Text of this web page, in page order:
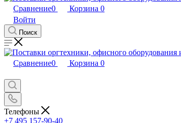
Сравнение0 Корзина 0
Войти
Поиск
Сравнение0 Корзина 0
Телефоны
+7 495 157-90-40